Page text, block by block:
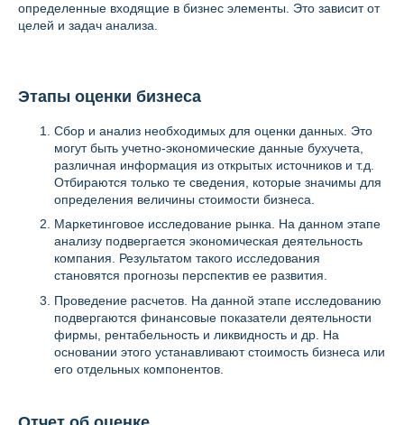
определенные входящие в бизнес элементы. Это зависит от
целей и задач анализа.
Этапы оценки бизнеса
Сбор и анализ необходимых для оценки данных. Это
могут быть учетно-экономические данные бухучета,
различная информация из открытых источников и т.д.
Отбираются только те сведения, которые значимы для
определения величины стоимости бизнеса.
Маркетинговое исследование рынка. На данном этапе
анализу подвергается экономическая деятельность
компания. Результатом такого исследования
становятся прогнозы перспектив ее развития.
Проведение расчетов. На данной этапе исследованию
подвергаются финансовые показатели деятельности
фирмы, рентабельность и ликвидность и др. На
основании этого устанавливают стоимость бизнеса или
его отдельных компонентов.